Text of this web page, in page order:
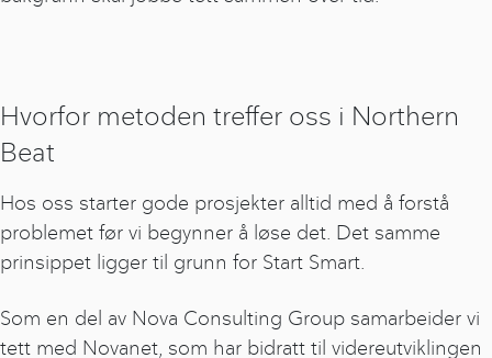
Hvorfor metoden treffer oss i Northern
Beat
Hos oss starter gode prosjekter alltid med å forstå
problemet før vi begynner å løse det. Det samme
prinsippet ligger til grunn for Start Smart.
Som en del av Nova Consulting Group samarbeider vi
tett med Novanet, som har bidratt til videreutviklingen